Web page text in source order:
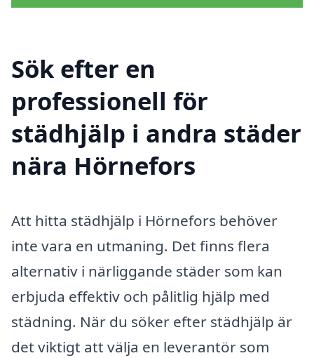
Sök efter en
professionell för
städhjälp i andra städer
nära Hörnefors
Att hitta städhjälp i Hörnefors behöver
inte vara en utmaning. Det finns flera
alternativ i närliggande städer som kan
erbjuda effektiv och pålitlig hjälp med
städning. När du söker efter städhjälp är
det viktigt att välja en leverantör som